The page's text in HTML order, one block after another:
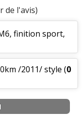
de l'avis)
finition sport,
/2011/ style (0